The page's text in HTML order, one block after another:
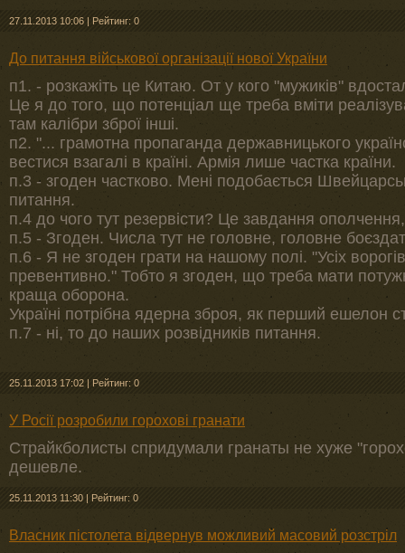
27.11.2013 10:06 | Рейтинг: 0
До питання військової організації нової України
п1. - розкажіть це Китаю. От у кого "мужиків"
Це я до того, що потенціал ще треба вміти
там калібри зброї інші.
п2. "... грамотна пропаганда державницького
вестися взагалі в країні. Армія лише частка країни.
п.3 - згоден частково. Мені подобається
питання.
п.4 до чого тут резервісти? Це завдання
п.5 - Згоден. Числа тут не головне, головне
п.6 - Я не згоден грати на нашому полі. "Усіх
превентивно." Тобто я згоден, що треба мати
краща оборона.
Україні потрібна ядерна зброя, як перший ешелон
п.7 - ні, то до наших розвідників питання.
25.11.2013 17:02 | Рейтинг: 0
У Росії розробили горохові гранати
Страйкболисты спридумали гранаты не хуже
дешевле.
25.11.2013 11:30 | Рейтинг: 0
Власник пістолета відвернув можливий масовий розстріл